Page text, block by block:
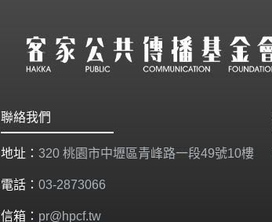
聯絡我們
地址： 320 桃園市中壢區青峰路一段49號10樓
電話： 03-2873066
信箱： pr@hpcf.tw